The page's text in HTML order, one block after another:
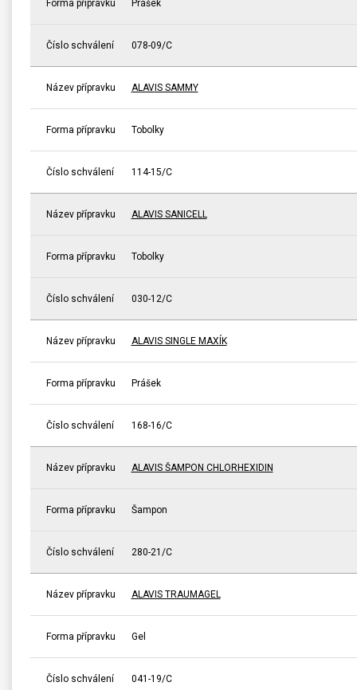
Forma přípravku Prášek
Číslo schválení 078-09/C
Název přípravku ALAVIS SAMMY
Forma přípravku Tobolky
Číslo schválení 114-15/C
Název přípravku ALAVIS SANICELL
Forma přípravku Tobolky
Číslo schválení 030-12/C
Název přípravku ALAVIS SINGLE MAXÍK
Forma přípravku Prášek
Číslo schválení 168-16/C
Název přípravku ALAVIS ŠAMPON CHLORHEXIDIN
Forma přípravku Šampon
Číslo schválení 280-21/C
Název přípravku ALAVIS TRAUMAGEL
Forma přípravku Gel
Číslo schválení 041-19/C